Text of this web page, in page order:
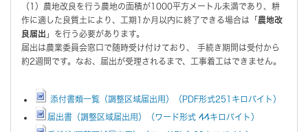
（1）農地改良を行う農地の面積が1000平方メートル未満であり、耕
作に適した良質土により、工期1か月以内に終了できる場合は「 農地改
良届出 」を行う必要があります。
届出は農業委員会窓口で随時受け付けており、 手続き期間は受付から
約2週間です。なお、届出が受理されるまで、工事着工はできません。
添付書類一覧（調整区域届出用）（PDF形式251キロバイト）
届出書（調整区域届出用）（ワード形式 44キロバイト）